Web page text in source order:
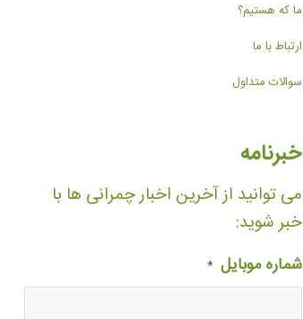
ما که هستیم؟
ارتباط با ما
سوالات متداول
خبرنامه
می توانید از آخرین اخبار چمرانی ها با
خبر شوید:
شماره موبایل *